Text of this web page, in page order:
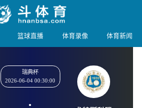
篮球直播 体育录像 体育新闻
瑞典杯
2026-06-04 00:30:00